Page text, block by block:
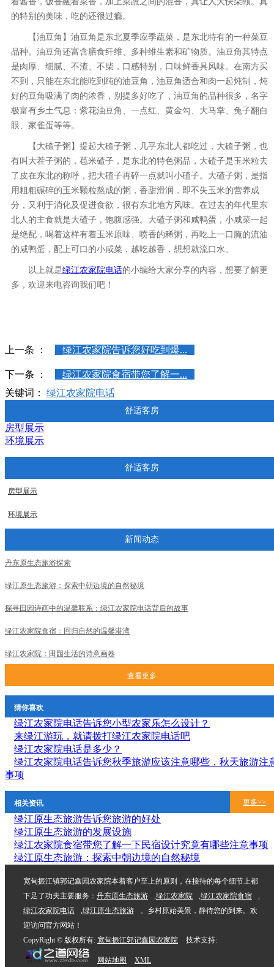
的特别的美味，吃的还很过瘾。
【油豆角】油豆角是东北夏季应季蔬菜，是东北特有的一种菜豆
品种。油豆角还富含膳食纤维、多种维生素和矿物质。油豆角其特点
是肉厚、细腻、不渣、不柴，口感特别，口味鲜香具风味。在南方买
不到，只能在东北能吃到纯的油豆角，油豆角适合和肉一起炖制，炖
好的豆角吸满了肉的浓香，别提多好吃了，油豆角的品种很多，名字
极富有乡土气息：紫花油豆角、一点红、黄金勾、大马掌、兔子翻白
眼、家雀蛋等等。
【大碴子粥】提起大碴子粥，几乎东北人都吃过，大碴子粥，也
有叫大茬子粥的，苞米碴子，是东北的特色粥品，大碴子是玉米粒去
了皮在东北的称呼，把大碴子再碎一点就叫小碴子。大碴子粥，是指
用粗粗碾碎的玉米颗粒熬成的粥，香甜滑润，即不失玉米的营养成
分，又利于消化及促进食欲，很有东北地方风味。在过去的年代里东
北人的主食就是大碴子，饱腹感强。大碴子粥和咸鸭蛋，小咸菜一起
是绝配，喝着这样有着玉米原味、喷香的稀粥，再吃上一口腌的流油
的咸鸭蛋，配上可口的小咸菜，越吃越香，想想就流口水。
以上就是绿江农家院电话的小编给大家分享的内容，想要了解更
多，欢迎来电咨询我们吧！
上一条 ： 绿江农家院告诉您好吃到爆...
下一条 ：
绿江农家院食宿带您了解一...
关键词： 绿江农家院电话
舒适客房
房型展示
环境展示
舒适客房
房型展示
环境展示
新闻动态
丹东原生态旅游探索
绿江原生态旅游：探索中朝边境的自然秘境
探寻田园诗画中的温馨联系：绿江农家院电话背后的故事
绿江农家院食宿：回归自然的温馨港湾
绿江农家院：田园生活的诗意画卷
查看更多
猜你喜欢
绿江农家院电话告诉您小型农家乐怎么设计？
来绿江游玩，就请拨打绿江农家院电话吧
绿江农家院电话是多少？
绿江农家院电话告诉您秋季旅游应该注意哪些，秋天旅游注
事项
相关资讯 更多>>
绿江原生态旅游​告诉您旅游的好处
绿江原生态旅游的发展设施
绿江农家院食宿带您了解一下民宿设计究竟有哪些注意事项
绿江原生态旅游：探索中朝边境的自然秘境
宽甸振江镇郭记鑫园农家院本着客户至上的原则，在接待的每个细节上都
下足了功夫主要服务： 丹东原生态旅游 ,绿江农家院 ,绿江农家院食宿
,
绿江农家院电话
,绿江原生态旅游
。乡村原始美景，静待您的到来。欢
迎访问官方网站！
CopyRight © 版权所有: 宽甸振江郭记鑫园农家院 技术支持:
网站地图 XML